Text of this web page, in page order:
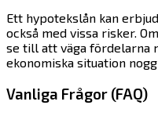
Ett hypotekslån kan
också med vissa risker.
se till att väga fördelarna
ekonomiska situation
Vanliga Frågor (FAQ)